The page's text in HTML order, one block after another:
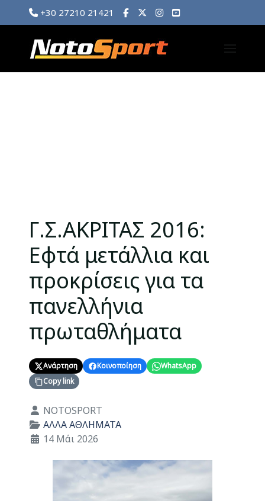
+30 27210 21421
Γ.Σ.ΑΚΡΙΤΑΣ 2016:
Εφτά μετάλλια και
προκρίσεις για τα
πανελλήνια
πρωταθλήματα
Ανάρτηση Κοινοποίηση
WhatsApp
Copy link
Λεπτομέρειες
NOTOSPORT
ΑΛΛΑ ΑΘΛΗΜΑΤΑ
14 Μάι 2026